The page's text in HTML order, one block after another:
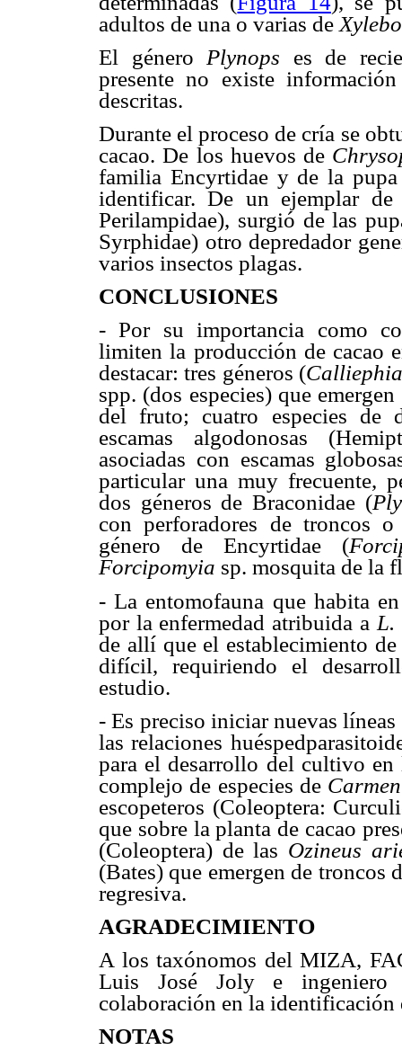
adultos de una o varias de
El género Plynops es de
presente no existe
descritas.
Durante el proceso de cría se
cacao. De los huevos de
familia Encyrtidae y de la
identificar. De un ejemplar
Perilampidae), surgió de las
Syrphidae) otro depredador
varios insectos plagas.
CONCLUSIONES
- Por su importancia como
limiten la producción de cacao
destacar: tres géneros (
spp. (dos especies) que
del fruto; cuatro especies de
escamas algodonosas
asociadas con escamas
particular una muy frecuente,
dos géneros de Braconidae (
con perforadores de troncos
género de Encyrtidae (
Forcipomyia sp. mosquita de la
- La entomofauna que habita
por la enfermedad atribuida a L.
de allí que el establecimiento
difícil, requiriendo el
estudio.
- Es preciso iniciar nuevas
las relaciones
para el desarrollo del cultivo
complejo de especies de
escopeteros (Coleoptera:
que sobre la planta de cacao
(Coleoptera) de las Ozineus
(Bates) que emergen de troncos
regresiva.
AGRADECIMIENTO
A los taxónomos del MIZA,
Luis José Joly e ingeniero
colaboración en la
NOTAS